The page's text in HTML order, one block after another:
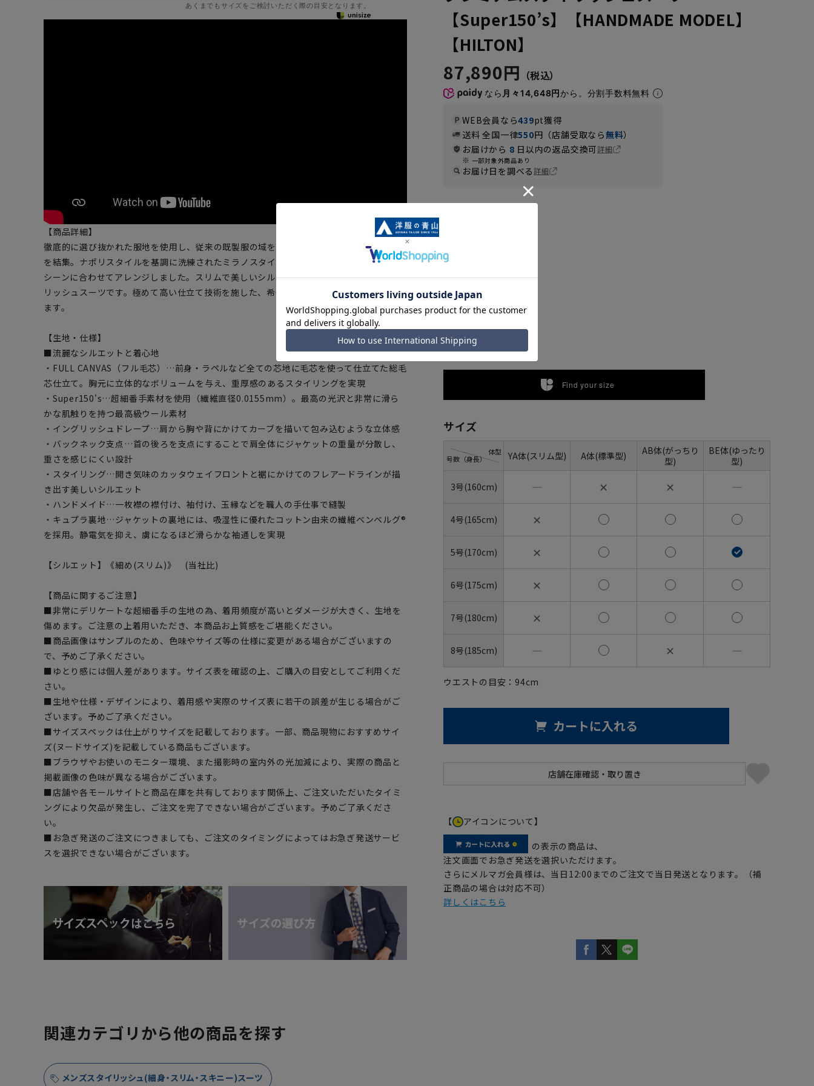
あくまでもサイズをご検討いただく際の目安となります。
【商品詳細】
徹底的に選び抜かれた服地を使用し、従来の既製服の域を超えたハンドメイドの縫製技術
を結集。ナポリスタイルを基調に洗練されたミラノスタイルを融合させ、日本のビジネス
シーンに合わせてアレンジしました。スリムで美しいシルエットを追求した最高級スタイ
リッシュスーツです。極めて高い仕立て技術を施した、希少価値の高い一着に仕上げてい
ます。
【生地・仕様】
■流麗なシルエットと着心地
・FULL CANVAS（フル毛芯）…前身・ラペルなど全ての芯地に毛芯を使って仕立てた総毛
芯仕立て。胸元に立体的なボリュームを与え、重厚感のあるスタイリングを実現
・Super150's…超細番手素材を使用（繊維直径0.0155mm）。最高の光沢と非常に滑ら
かな肌触りを持つ最高級ウール素材
・イングリッシュドレープ…肩から胸や背にかけてカーブを描いて包み込むような立体感
・バックネック支点…首の後ろを支点にすることで肩全体にジャケットの重量が分散し、
重さを感じにくい設計
・スタイリング…開き気味のカッタウェイフロントと裾にかけてのフレアードラインが描
き出す美しいシルエット
・ハンドメイド…一枚襟の襟付け、袖付け、玉縁などを職人の手仕事で縫製
・キュプラ裏地…ジャケットの裏地には、吸湿性に優れたコットン由来の繊維ベンベルグ®
を採用。静電気を抑え、虜になるほど滑らかな袖通しを実現
【シルエット】《細め(スリム)》 (当社比)
【商品に関するご注意】
■非常にデリケートな超細番手の生地の為、着用頻度が高いとダメージが大きく、生地を
傷めます。ご注意の上着用いただき、本商品お上質感をご堪能ください。
■商品画像はサンプルのため、色味やサイズ等の仕様に変更がある場合がございますの
で、予めご了承ください。
■ゆとり感には個人差があります。サイズ表を確認の上、ご購入の目安としてご利用くだ
さい。
■生地や仕様・デザインにより、着用感や実際のサイズ表に若干の誤差が生じる場合がご
ざいます。予めご了承ください。
■サイズスペックは仕上がりサイズを記載しております。一部、商品現物におすすめサイ
ズ(ヌードサイズ)を記載している商品もございます。
■ブラウザやお使いのモニター環境、また撮影時の室内外の光加減により、実際の商品と
掲載画像の色味が異なる場合がございます。
■店舗や各モールサイトと商品在庫を共有しております関係上、ご注文いただいたタイミ
ングにより欠品が発生し、ご注文を完了できない場合がございます。予めご了承くださ
い。
■お急ぎ発送のご注文につきましても、ご注文のタイミングによってはお急ぎ発送サービ
スを選択できない場合がございます。
【Super150’s】【HANDMADE MODEL】
【HILTON】
87,890円
なら 月々14,648円から。分割手数料無料
WEB会員なら439pt獲得
送料 全国一律550円（店舗受取なら無料）
お届けから 8 日以内の返品交換可詳細
一部対象外商品あり
お届け日を調べる詳細
ネイビー
Find your size
サイズ
号数（身長）
体型 YA体(スリム型) A体(標準型)
AB体(がっちり
型)
BE体(ゆったり
型)
3号(160cm) ― ✕ ✕ ―
4号(165cm) ✕
5号(170cm) ✕
6号(175cm) ✕
7号(180cm) ✕
8号(185cm) ― ✕ ―
ウエストの目安： 94cm
カートに入れる
【 アイコンについて】
の表示の商品は、
注文画面でお急ぎ発送を選択いただけます。
さらにメルマガ会員様は、当日12:00までのご注文で当日発送となります。（補
正商品の場合は対応不可）
詳しくはこちら
関連カテゴリから他の商品を探す
メンズスタイリッシュ(細身・スリム・スキニー)スーツ